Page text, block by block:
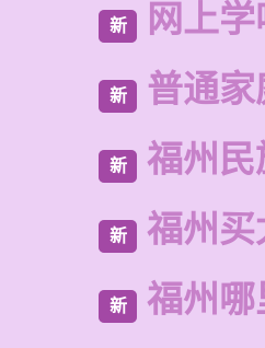
新 网上
新 普通
新 福州民
新 福州买
新 福州哪